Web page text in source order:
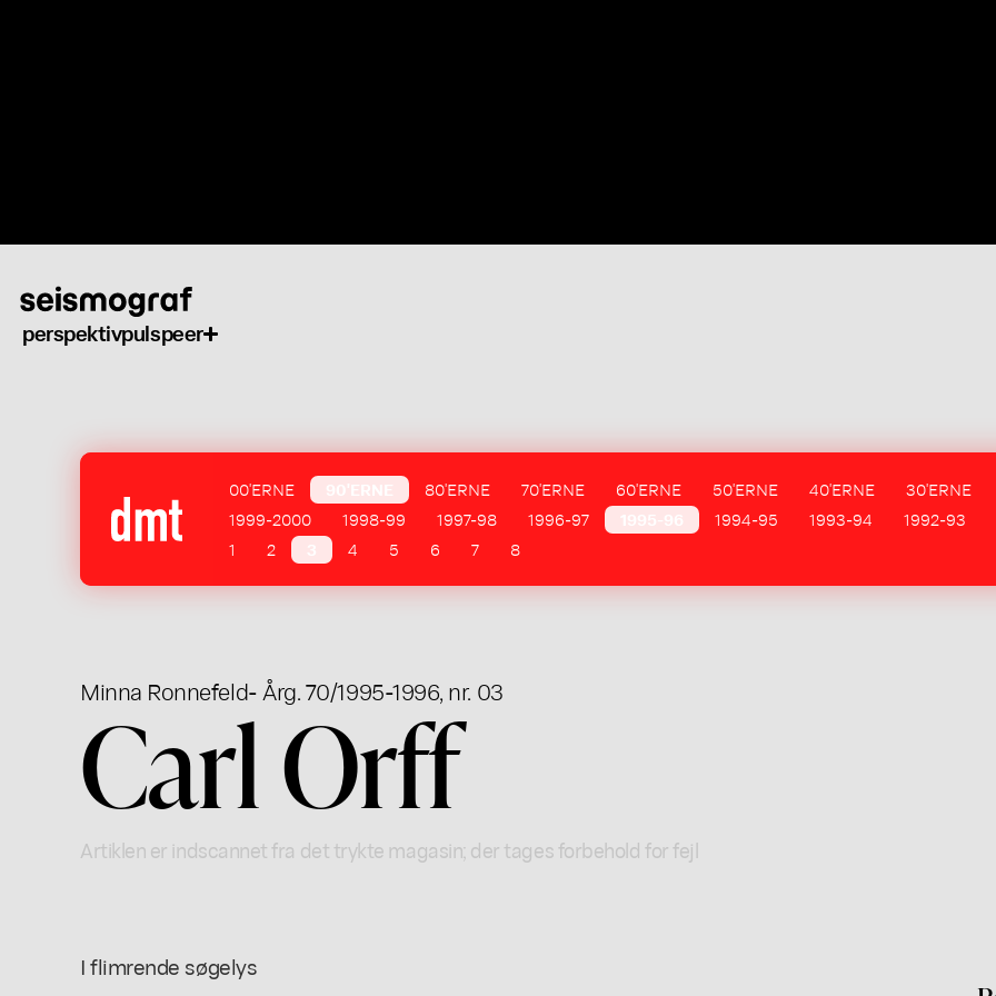
perspektivpulspeer
00'ERNE 80'ERNE 70'ERNE 60'ERNE 50'ERNE 40'ERNE 30'ERNE
1999-2000
1998-99 1997-98 1996-97 1994-95 1993-94 1992-93
1
2 4 5 6 7 8
Minna Ronnefeld- Årg. 70/1995-1996, nr. 03
Carl Orff
Artiklen er indscannet fra det trykte magasin; der tages forbehold for fejl
I flimrende søgelys